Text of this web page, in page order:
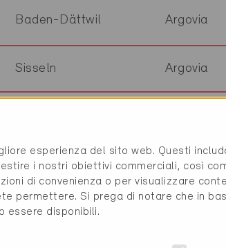
Baden-Dättwil Argovia
Sisseln Argovia
Fischbach-Göslikon Argovia
esperienza del sito web. Questi
i nostri obiettivi commerciali, così
di convenienza o per visualizzare
permettere. Si prega di notare che in
essere disponibili.